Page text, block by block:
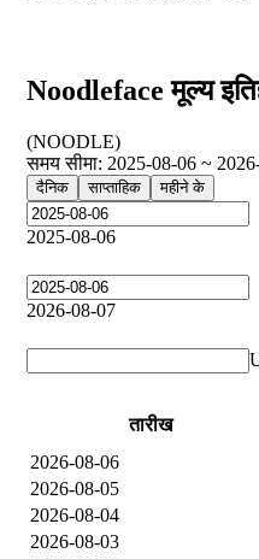
Noodleface मूल्य
(NOODLE)
समय सीमा: 2025-08-06 ~
दैनिक साप्ताहिक महीने के
2025-08-06
2026-08-07
तारीख
2026-08-06
2026-08-05
2026-08-04
2026-08-03